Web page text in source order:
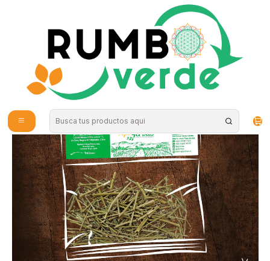
Envío gratis por compras sobre los 59.990 en la provincia de Santiago
Hierbas Medicinales